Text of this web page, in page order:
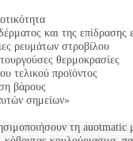
και της επίδρασης
ρευμάτων στροβίλου
θερμοκρασίες
τελικού προϊόντος
βάρους
σημείων»
τη